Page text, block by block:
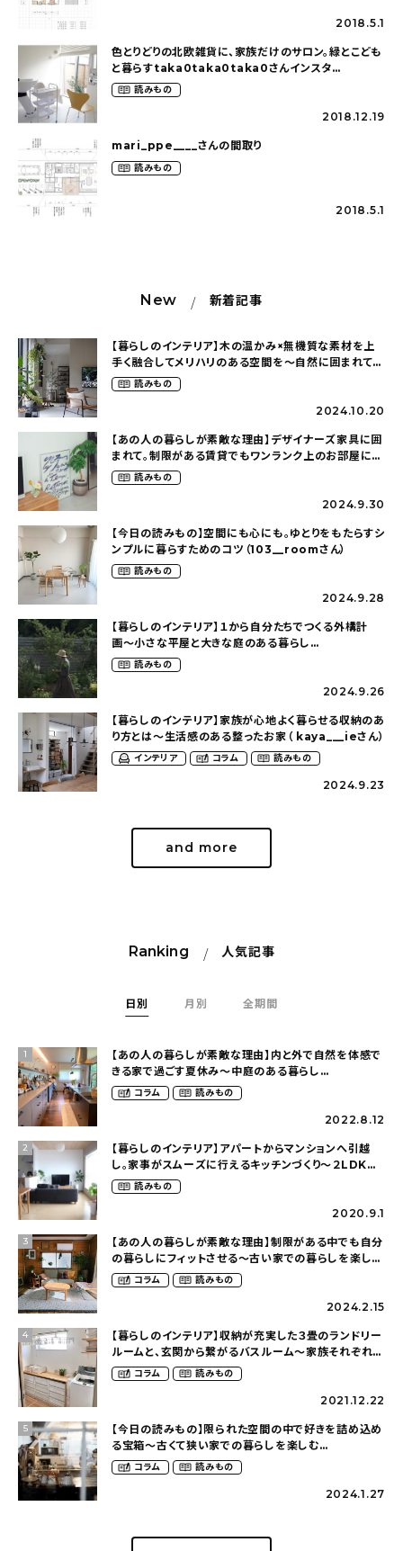
2018.5.1
色とりどりの北欧雑貨に、家族だけのサロン。緑とこども
と暮らすtaka0taka0taka0さんインスタ
LIVEQ&A
読みもの
2018.12.19
mari_ppe____さんの間取り
読みもの
2018.5.1
New 新着記事
【暮らしのインテリア】木の温かみ×無機質な素材を上
手く融合してメリハリのある空間を〜自然に囲まれて暮
らす（ki_no_ieさん）
読みもの
2024.10.20
【あの人の暮らしが素敵な理由】デザイナーズ家具に囲
まれて。制限がある賃貸でもワンランク上のお部屋に〜
狭くても好きな暮らしのこと（_____chika708さん）
読みもの
2024.9.30
【今日の読みもの】空間にも心にも。ゆとりをもたらすシ
ンプルに暮らすためのコツ（103__roomさん）
読みもの
2024.9.28
【暮らしのインテリア】１から自分たちでつくる外構計
画〜小さな平屋と大きな庭のある暮らし
（tsumikiniwaさん）
読みもの
2024.9.26
【暮らしのインテリア】家族が心地よく暮らせる収納のあ
り方とは〜生活感のある整ったお家（ kaya___ieさん）
インテリア コラム 読みもの
2024.9.23
and more
Ranking 人気記事
日別 月別 全期間
1
【あの人の暮らしが素敵な理由】内と外で自然を体感で
きる家で過ごす夏休み〜中庭のある暮らし
（yume_2700さん）
コラム 読みもの
2022.8.12
2
【暮らしのインテリア】アパートからマンションへ引越
し。家事がスムーズに行えるキッチンづくり〜２LDKの
賃貸暮らし（mari_ppe_さん）
読みもの
2020.9.1
3
【あの人の暮らしが素敵な理由】制限がある中でも自分
の暮らしにフィットさせる〜古い家での暮らしを楽しむ
（idasanchiさん）
コラム 読みもの
2024.2.15
4
【暮らしのインテリア】収納が充実した３畳のランドリー
ルームと、玄関から繋がるバスルーム〜家族それぞれが
くつろげて、少し遊び心のある家（megu6465さん）
コラム 読みもの
2021.12.22
5
【今日の読みもの】限られた空間の中で好きを詰め込め
る宝箱〜古くて狭い家での暮らしを楽しむ
（2nyan_and_lifestylesさん）
コラム 読みもの
2024.1.27